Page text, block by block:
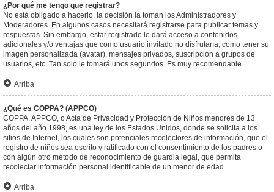
¿Por qué me tengo que registrar?
No está obligado a hacerlo, la decisión la toman los Administradores y
Moderadores. En algunos casos necesitará registrarse para publicar temas y
respuestas. Sin embargo, estar registrado le dará acceso a contenidos
adicionales y/o ventajas que como usuario invitado no disfrutaría, como tener su
imagen personalizada (avatar), mensajes privados, suscripción a grupos de
usuarios, etc. Tan solo le tomará unos segundos. Es muy recomendable.
Arriba
¿Qué es COPPA? (APPCO)
COPPA, APPCO, o Acta de Privacidad y Protección de Niños menores de 13
años del año 1998, es una ley de los Estados Unidos, donde se solicita a los
sitios de Internet, los cuales son potenciales recolectores de información, que el
registro de niños sea escrito y ratificado con el consentimiento de los padres o
con algún otro método de reconocimiento de guardia legal, que permita
recolectar información personal identificable de un menor de edad.
Arriba